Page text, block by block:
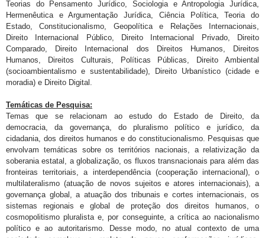
Teorias do Pensamento Jurídico, Sociologia e Antropologia Jurídica,
Hermenêutica e Argumentação Jurídica, Ciência Política, Teoria do
Estado, Constitucionalismo, Geopolítica e Relações Internacionais,
Direito Internacional Público, Direito Internacional Privado, Direito
Comparado, Direito Internacional dos Direitos Humanos, Direitos
Humanos, Direitos Culturais, Políticas Públicas, Direito Ambiental
(socioambientalismo e sustentabilidade), Direito Urbanístico (cidade e
moradia) e Direito Digital.
Temáticas de Pesquisa:
Temas que se relacionam ao estudo do Estado de Direito, da
democracia, da governança, do pluralismo político e jurídico, da
cidadania, dos direitos humanos e do constitucionalismo. Pesquisas que
envolvam temáticas sobre os territórios nacionais, a relativização da
soberania estatal, a globalização, os fluxos transnacionais para além das
fronteiras territoriais, a interdependência (cooperação internacional), o
multilateralismo (atuação de novos sujeitos e atores internacionais), a
governança global, a atuação dos tribunais e cortes internacionais, os
sistemas regionais e global de proteção dos direitos humanos, o
cosmopolitismo pluralista e, por conseguinte, a crítica ao nacionalismo
político e ao autoritarismo. Desse modo, no atual contexto de uma